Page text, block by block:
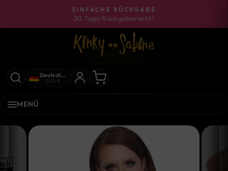
Inhalt
Pause
Diashow
EINFACHE RÜCKGABE
30 Tage Rückgaberecht!
Deutschland
EUR €
MENÜ